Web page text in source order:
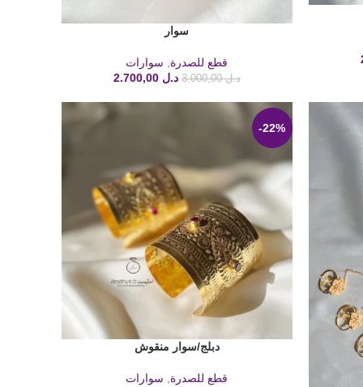
سوار
قطع للصدرة سوارات
د.ل3.000,00 د.ل 2.700,00
-22%
إضافة إلى السلةدبلج/سوار منقوش
قطع للصدرة سوارات